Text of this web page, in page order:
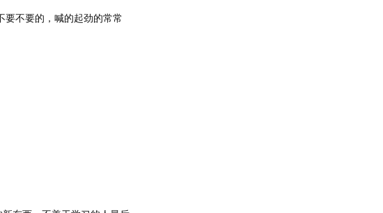
不要的，喊的起劲的常常